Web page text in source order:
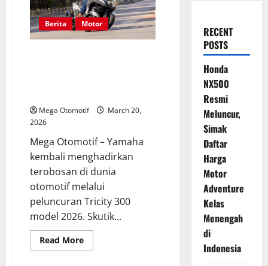
Berita Motor
Mega Otomotif
March 20,
2026
Mega Otomotif – Yamaha
kembali menghadirkan
terobosan di dunia
otomotif melalui
peluncuran Tricity 300
model 2026. Skutik...
Read MoreRead
more
RECENT
POSTS
Honda
NX500
Resmi
Meluncur,
Simak
Daftar
Harga
Motor
Adventure
Kelas
Menengah
di
Indonesia